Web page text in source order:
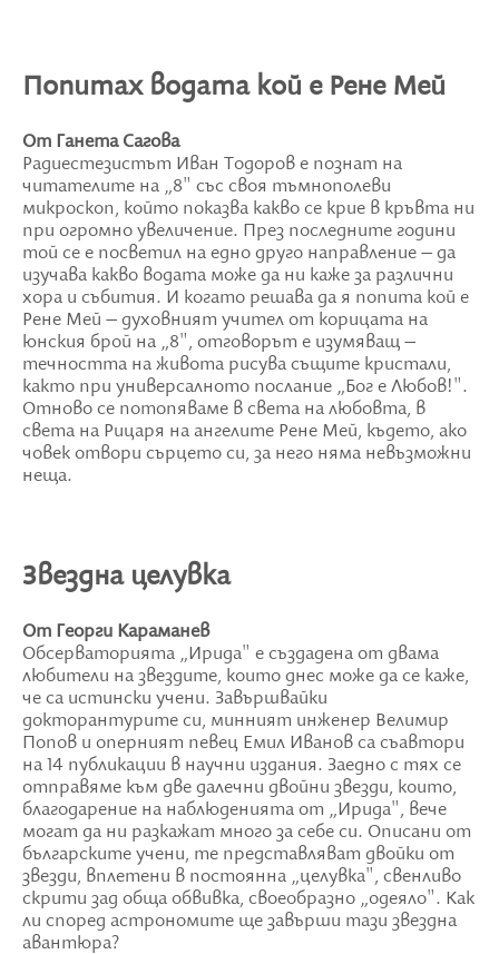
Попитах водата кой е Рене Мей
От Ганета Сагова
Радиестезистът Иван Тодоров е познат на
читателите на „8" със своя тъмнополеви
микроскоп, който показва какво се крие в кръвта ни
при огромно увеличение. През последните години
той се е посветил на едно друго направление – да
изучава какво водата може да ни каже за различни
хора и събития. И когато решава да я попита кой е
Рене Мей – духовният учител от корицата на
юнския брой на „8", отговорът е изумяващ –
течността на живота рисува същите кристали,
както при универсалното послание „Бог е Любов!".
Отново се потопяваме в света на любовта, в
света на Рицаря на ангелите Рене Мей, където, ако
човек отвори сърцето си, за него няма невъзможни
неща.
Звездна целувка
От Георги Караманев
Обсерваторията „Ирида" е създадена от двама
любители на звездите, които днес може да се каже,
че са истински учени. Завършвайки
докторантурите си, минният инженер Велимир
Попов и оперният певец Емил Иванов са съавтори
на 14 публикации в научни издания. Заедно с тях се
отправяме към две далечни двойни звезди, които,
благодарение на наблюденията от „Ирида", вече
могат да ни разкажат много за себе си. Описани от
българските учени, те представляват двойки от
звезди, вплетени в постоянна „целувка", свенливо
скрити зад обща обвивка, своеобразно „одеяло". Как
ли според астрономите ще завърши тази звездна
авантюра?